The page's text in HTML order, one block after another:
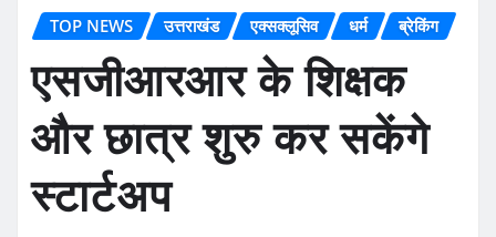
TOP NEWS उत्तराखंड एक्सक्लूसिव धर्म ब्रेकिंग
एसजीआरआर के शिक्षक
और छात्र शुरु कर सकेंगे
स्टार्टअप